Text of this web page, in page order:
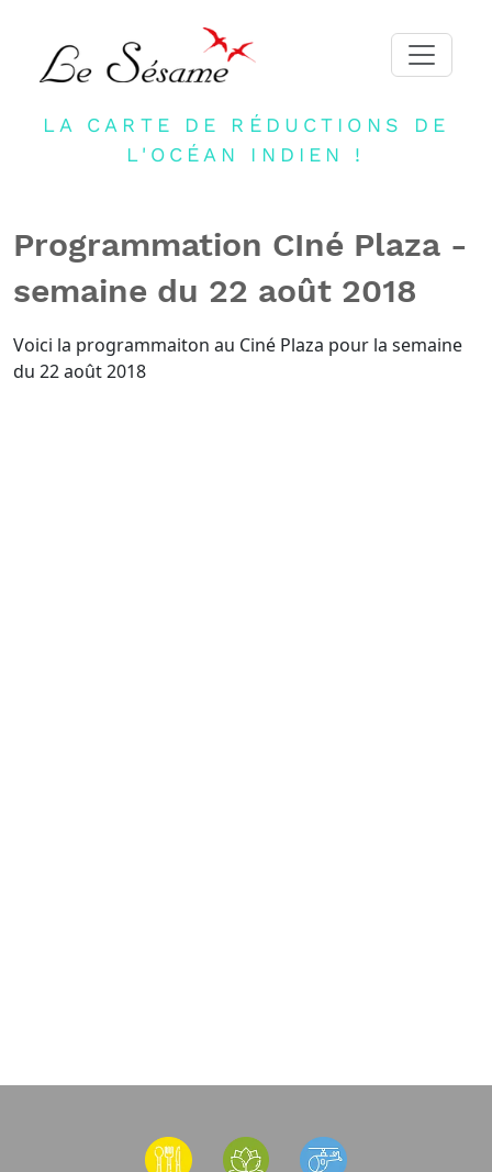
ACCUEIL
BLOG
NEWSLETTER
DEVENIR PARTENAIRE
LA CARTE DE RÉDUCTIONS DE
L'OCÉAN INDIEN !
Programmation CIné Plaza -
semaine du 22 août 2018
Voici la programmaiton au Ciné Plaza pour la semaine
du 22 août 2018